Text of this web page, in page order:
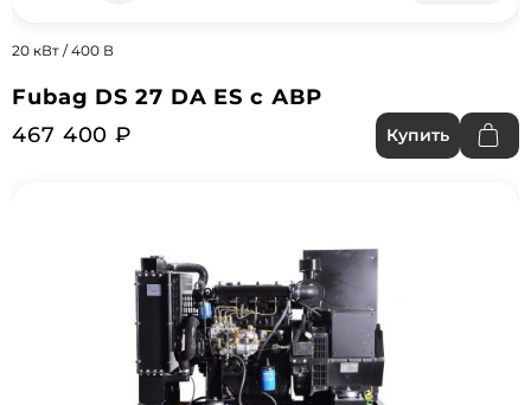
20 кВт / 400 В
Fubag DS 27 DA ES с АВР
467 400 ₽
Купить